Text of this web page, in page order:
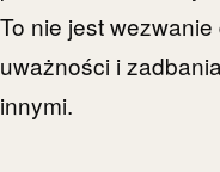
To nie jest
uważności i
innymi.